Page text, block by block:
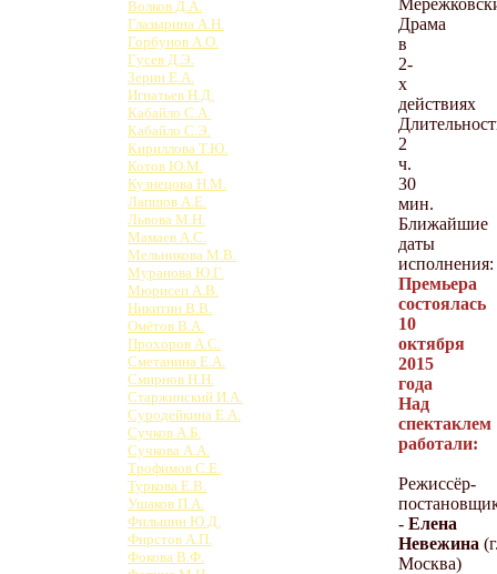
Волков Д.А.
Глазырина А.Н.
Горбунов А.О.
Гусев Д.Э.
Зерин Е.А.
Игнатьев Н.Д.
Кабайло С.А.
Кабайло С.Э.
Кириллова Т.Ю.
Котов Ю.М.
Кузнецова Н.М.
Лапшов А.Е.
Львова М.Н.
Мамаев А.С.
Мельникова М.В.
Муранова Ю.Г.
Мюрисеп А.В.
Никитин В.В.
Омётов В.А.
Прохоров А.С.
Сметанина Е.А.
Смирнов Н.Н.
Старжинский И.А.
Суродейкина Е.А.
Сучков А.Б.
Сучкова А.А.
Трофимов С.Е.
Туркова Е.В.
Ушаков П.А.
Фильшин Ю.Д.
Фирстов А.П.
Фокова В.Ф.
Драма
в
2-
х
действиях
2
ч.
30
мин.
Ближайшие
даты
исполнения:
Премьера
состоялась
10
октября
2015
года
Над
спектаклем
работали:
Режиссёр-
- Елена
Невежина
Москва)